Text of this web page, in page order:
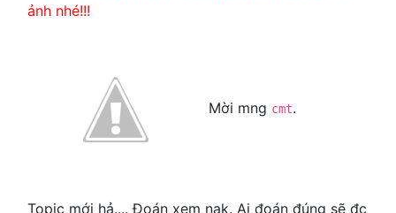
ảnh nhé!!!
Mời mng cmt.
Topic mới hả.... Đoán xem nak. Ai đoán đúng sẽ đc